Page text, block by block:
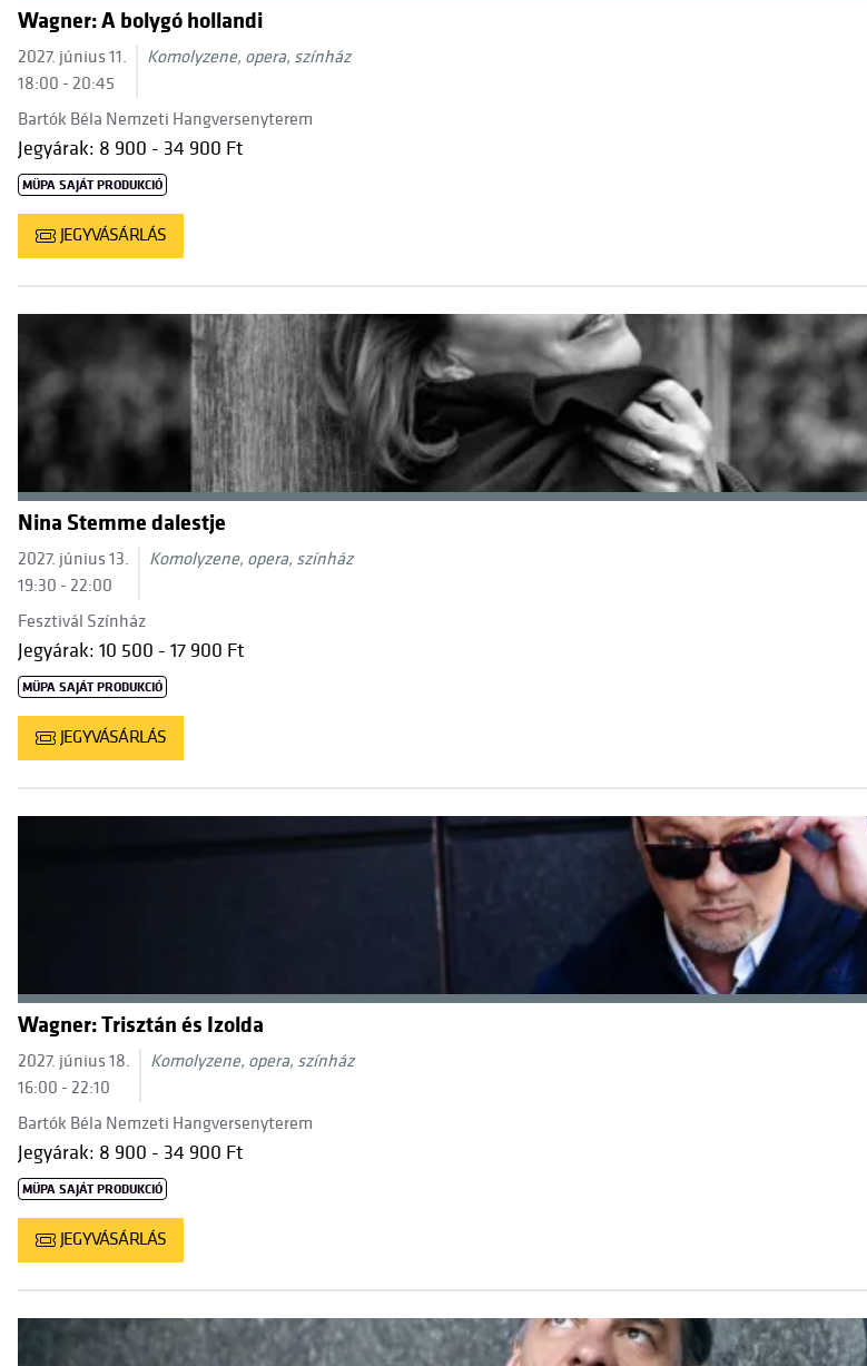
Wagner: A bolygó hollandi
2027. június 11.
18:00 - 20:45
Komolyzene, opera, színház
Bartók Béla Nemzeti Hangversenyterem
Jegyárak: 8 900 - 34 900 Ft
MÜPA SAJÁT PRODUKCIÓ
JEGYVÁSÁRLÁS
Nina Stemme dalestje
2027. június 13.
19:30 - 22:00
Komolyzene, opera, színház
Fesztivál Színház
Jegyárak: 10 500 - 17 900 Ft
MÜPA SAJÁT PRODUKCIÓ
JEGYVÁSÁRLÁS
Wagner: Trisztán és Izolda
2027. június 18.
16:00 - 22:10
Komolyzene, opera, színház
Bartók Béla Nemzeti Hangversenyterem
Jegyárak: 8 900 - 34 900 Ft
MÜPA SAJÁT PRODUKCIÓ
JEGYVÁSÁRLÁS